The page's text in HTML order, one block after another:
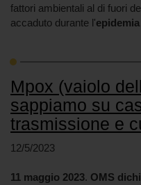
fattori ambientali al di fuori
accaduto durante l'
Mpox (vaiolo
sappiamo su
trasmissione e
12/5/2023
11 maggio 2023. OMS